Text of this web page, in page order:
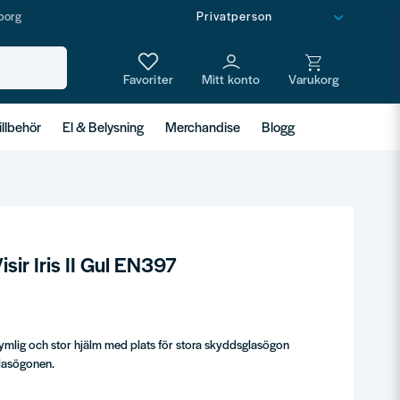
El & Belysning Merchandise Blogg
Iris II Gul EN397
och stor hjälm med plats för stora skyddsglasögon